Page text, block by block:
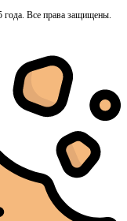
Все права защищены.